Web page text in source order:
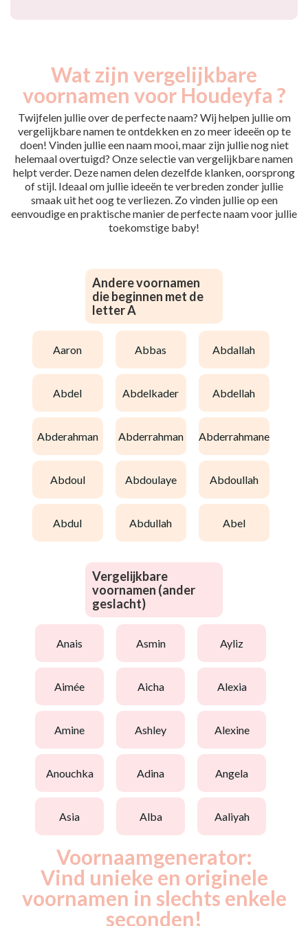
Wat zijn vergelijkbare
voornamen voor Houdeyfa ?
Twijfelen jullie over de perfecte naam? Wij helpen jullie om
vergelijkbare namen te ontdekken en zo meer ideeën op te
doen! Vinden jullie een naam mooi, maar zijn jullie nog niet
helemaal overtuigd? Onze selectie van vergelijkbare namen
helpt verder. Deze namen delen dezelfde klanken, oorsprong
of stijl. Ideaal om jullie ideeën te verbreden zonder jullie
smaak uit het oog te verliezen. Zo vinden jullie op een
eenvoudige en praktische manier de perfecte naam voor jullie
toekomstige baby!
Andere voornamen
die beginnen met de
letter A
aaron abbas abdallah
abdel abdelkader abdellah
abderahman abderrahman abderrahmane
abdoul abdoulaye abdoullah
abdul abdullah abel
Vergelijkbare
voornamen (ander
geslacht)
anais asmin ayliz
aimée aicha alexia
amine ashley alexine
anouchka adina angela
asia alba aaliyah
Voornaamgenerator:
Vind unieke en originele
voornamen in slechts enkele
seconden!